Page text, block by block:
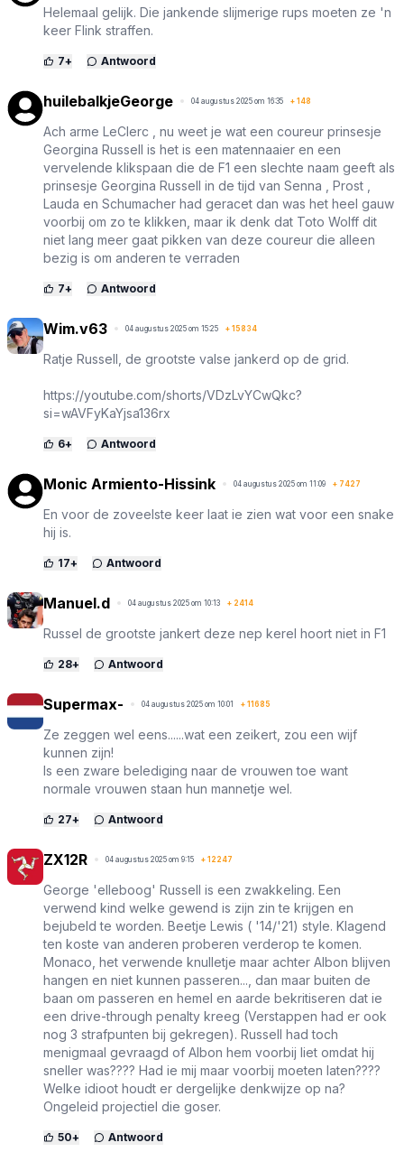
Helemaal gelijk. Die jankende slijmerige rups moeten ze 'n
keer Flink straffen.
7+ Antwoord
huilebalkjeGeorge 04 augustus 2025 om 16:35 + 148
Ach arme LeClerc , nu weet je wat een coureur prinsesje
Georgina Russell is het is een matennaaier en een
vervelende klikspaan die de F1 een slechte naam geeft als
prinsesje Georgina Russell in de tijd van Senna , Prost ,
Lauda en Schumacher had geracet dan was het heel gauw
voorbij om zo te klikken, maar ik denk dat Toto Wolff dit
niet lang meer gaat pikken van deze coureur die alleen
bezig is om anderen te verraden
7+ Antwoord
Wim.v63 04 augustus 2025 om 15:25 + 15834
Ratje Russell, de grootste valse jankerd op de grid.
https://youtube.com/shorts/VDzLvYCwQkc?
si=wAVFyKaYjsa136rx
6+ Antwoord
Monic Armiento-Hissink 04 augustus 2025 om 11:09 + 7427
En voor de zoveelste keer laat ie zien wat voor een snake
hij is.
17+ Antwoord
Manuel.d 04 augustus 2025 om 10:13 + 2414
Russel de grootste jankert deze nep kerel hoort niet in F1
28+ Antwoord
Supermax- 04 augustus 2025 om 10:01 + 11685
Ze zeggen wel eens......wat een zeikert, zou een wijf
kunnen zijn!
Is een zware belediging naar de vrouwen toe want
normale vrouwen staan hun mannetje wel.
27+ Antwoord
ZX12R 04 augustus 2025 om 9:15 + 12247
George 'elleboog' Russell is een zwakkeling. Een
verwend kind welke gewend is zijn zin te krijgen en
bejubeld te worden. Beetje Lewis ( '14/'21) style. Klagend
ten koste van anderen proberen verderop te komen.
Monaco, het verwende knulletje maar achter Albon blijven
hangen en niet kunnen passeren..., dan maar buiten de
baan om passeren en hemel en aarde bekritiseren dat ie
een drive-through penalty kreeg (Verstappen had er ook
nog 3 strafpunten bij gekregen). Russell had toch
menigmaal gevraagd of Albon hem voorbij liet omdat hij
sneller was???? Had ie mij maar voorbij moeten laten????
Welke idioot houdt er dergelijke denkwijze op na?
Ongeleid projectiel die goser.
50+ Antwoord